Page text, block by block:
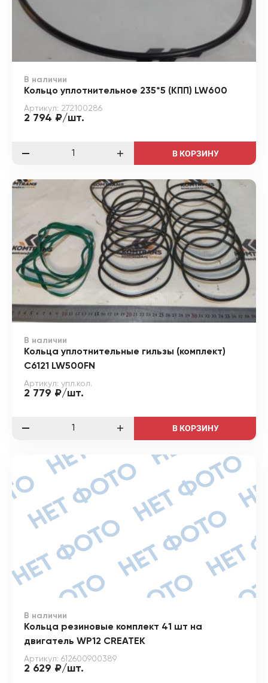
В наличии
Кольцо уплотнительное 235*5 (КПП) LW600
Артикул: 272100286
2 794 ₽/шт.
В КОРЗИНУ
В наличии
Кольца уплотнительные гильзы (комплект)
С6121 LW500FN
Артикул: упл.кол.
2 779 ₽/шт.
В КОРЗИНУ
В наличии
Кольца резиновые комплект 41 шт на
двигатель WP12 CREATEK
Артикул: 612600900389
2 629 ₽/шт.